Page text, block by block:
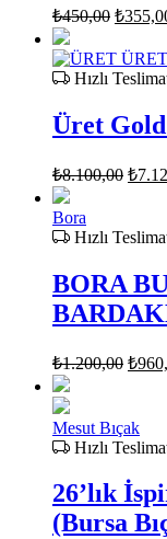
₺450,00 Orijinal
₺450,00.
₺
ÜRET
Hızlı
Üret
₺8.100,00 ₺
Bora
Hızlı
BORA
₺1.200,00 ₺
Mesut Bıçak
Hızlı
26’lık
(Bursa